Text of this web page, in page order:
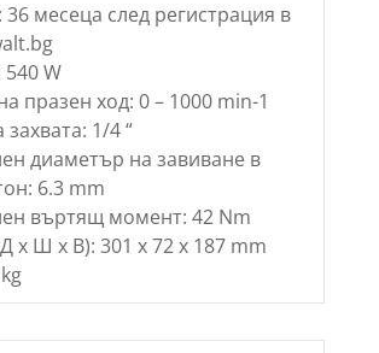
месеца след регистрация в
W
празен ход: 0 – 1000 min-1
1/4 “
диаметър на завиване в
6.3 mm
въртящ момент: 42 Nm
х Ш х В): 301 x 72 x 187 mm